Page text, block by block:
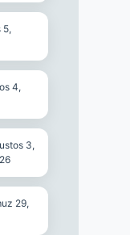
5,
4,
3,
29,